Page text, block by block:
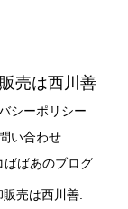
売は西川善
シーポリシー
い合わせ
ばばあのブログ
売は西川善.